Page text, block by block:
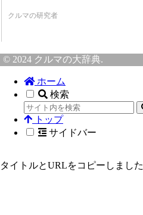
クルマの研究者
© 2024 クルマの大辞典.
ホーム
検索
トップ
サイドバー
タイトルとURLをコピーしました